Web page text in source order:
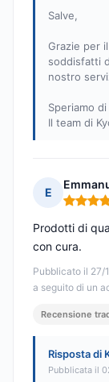
Salve,
Grazie per
soddisfatti
nostro
Speriamo
Il team di
E
Nota: 5
Pubblicato il 27/
a seguito di un
Prodotti di
con cura.
Recensione
Risposta di
Pubblicata il